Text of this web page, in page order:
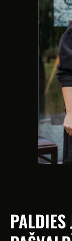
PALDIES